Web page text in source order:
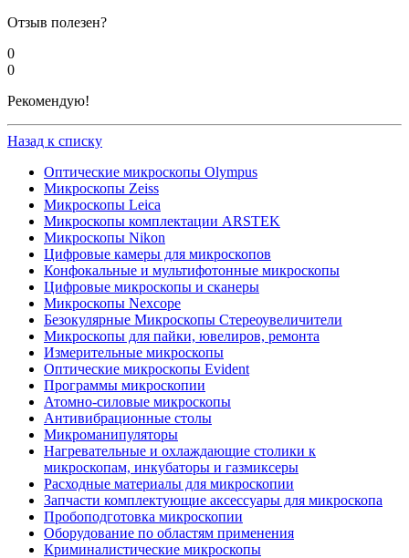
Отзыв полезен?
0
0
Рекомендую!
Назад к списку
Оптические микроскопы Olympus
Микроскопы Zeiss
Микроскопы Leica
Микроскопы комплектации ARSTEK
Микроскопы Nikon
Цифровые камеры для микроскопов
Конфокальные и мультифотонные микроскопы
Цифровые микроскопы и сканеры
Микроскопы Nexcope
Безокулярные Микроскопы Стереоувеличители
Микроскопы для пайки, ювелиров, ремонта
Измерительные микроскопы
Оптические микроскопы Evident
Программы микроскопии
Атомно-силовые микроскопы
Антивибрационные столы
Микроманипуляторы
Нагревательные и охлаждающие столики к
микроскопам, инкубаторы и газмиксеры
Расходные материалы для микроскопии
Запчасти комплектующие аксессуары для микроскопа
Пробоподготовка микроскопии
Оборудование по областям применения
Криминалистические микроскопы